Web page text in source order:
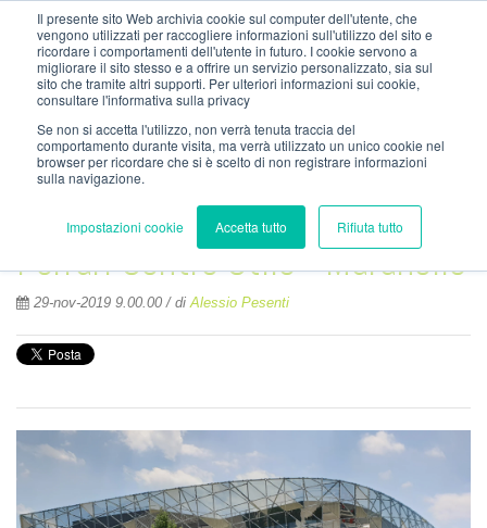
Il presente sito Web archivia cookie sul computer dell'utente, che
vengono utilizzati per raccogliere informazioni sull'utilizzo del sito e
ricordare i comportamenti dell'utente in futuro. I cookie servono a
migliorare il sito stesso e a offrire un servizio personalizzato, sia sul
sito che tramite altri supporti. Per ulteriori informazioni sui cookie,
consultare l'informativa sulla privacy
Se non si accetta l'utilizzo, non verrà tenuta traccia del
comportamento durante visita, ma verrà utilizzato un unico cookie nel
browser per ricordare che si è scelto di non registrare informazioni
sulla navigazione.
Impostazioni cookie Accetta tutto Rifiuta tutto
info@nordzinc.com T. (+39) 030.99.26.000
Ferrari Centro Stile - Maranello
29-nov-2019 9.00.00 / diAlessio Pesenti